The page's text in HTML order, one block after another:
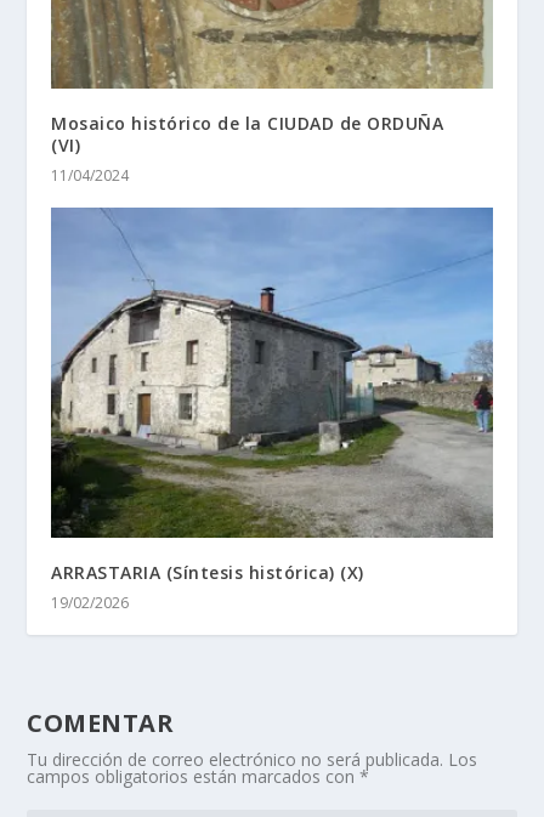
Mosaico histórico de la CIUDAD de ORDUÑA
(VI)
11/04/2024
ARRASTARIA (Síntesis histórica) (X)
19/02/2026
COMENTAR
Tu dirección de correo electrónico no será publicada. Los
campos obligatorios están marcados con*